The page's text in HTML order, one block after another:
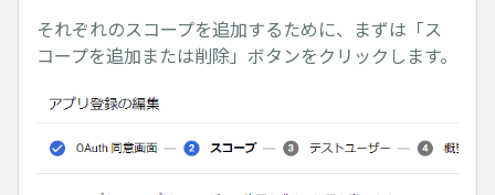
それぞれのスコープを追加するために、まずは「ス
コープを追加または削除」ボタンをクリックします。